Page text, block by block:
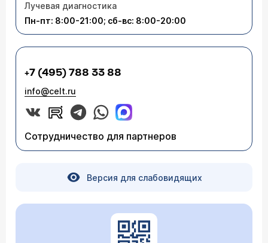
Лучевая диагностика
Пн-пт: 8:00-21:00; сб-вс: 8:00-20:00
+7 (495) 788 33 88
info@celt.ru
Сотрудничество для партнеров
Версия для слабовидящих